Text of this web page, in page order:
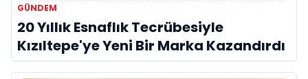
GÜNDEM
20 Yıllık Esnaflık Tecrübesiyle
Kızıltepe'ye Yeni Bir Marka Kazandırdı